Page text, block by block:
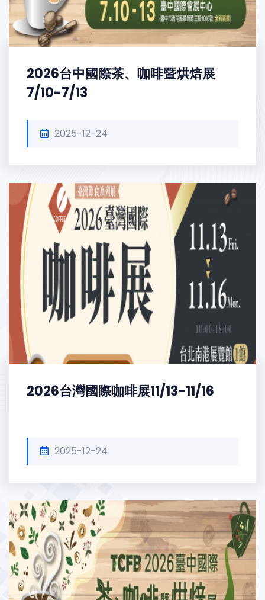
2026台中國際茶、咖啡暨烘焙展
7/10-7/13
2025-12-24
2026台灣國際咖啡展11/13-11/16
2025-12-24